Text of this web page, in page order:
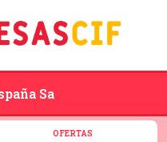
Sa
OFERTAS